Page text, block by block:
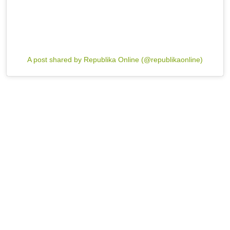
A post shared by Republika Online (@republikaonline)